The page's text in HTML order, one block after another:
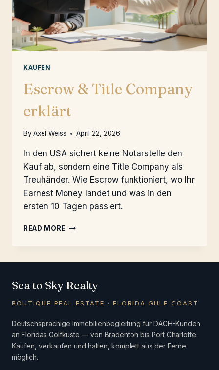
KAUFEN
Escrow & Title Company
erklärt
ByAxel Weiss April 22, 2026
In den USA sichert keine Notarstelle den
Kauf ab, sondern eine Title Company als
Treuhänder. Wie Escrow funktioniert, wo Ihr
Earnest Money landet und was in den
ersten 10 Tagen passiert.
READ MORE ESCROW
Sea to Sky Realty
BOUTIQUE REAL ESTATE · FLORIDA GULF COAST
Deutschsprachige Immobilienbegleitung für DACH-Kunden
an Floridas Golfküste — von Bradenton bis Port Charlotte.
Kaufen, verkaufen und halten, komplett aus der Ferne
möglich.